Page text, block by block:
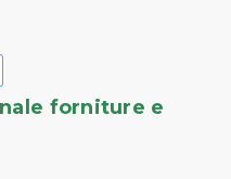
forniture e